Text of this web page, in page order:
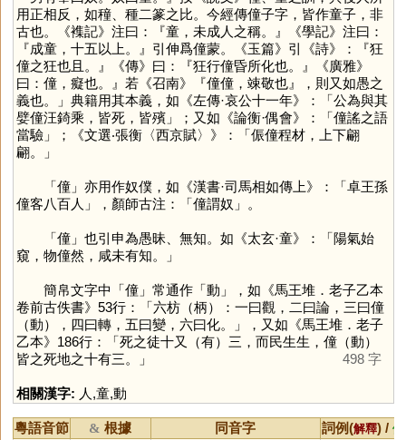
用正相反，如穜、種二篆之比。今經傳僮子字，皆作童子，非
古也。《襍記》注曰：『童，未成人之稱。』《學記》注曰：
『成童，十五以上。』引伸爲僮蒙。《玉篇》引《詩》：『狂
僮之狂也且。』《傳》曰：『狂行僮昏所化也。』《廣雅》
曰：僮，癡也。』若《召南》『僮僮，竦敬也』，則又如愚之
義也。」典籍用其本義，如《左傳·哀公十一年》：「公為與其
嬖僮汪錡乘，皆死，皆殯」；又如《論衡·偶會》：「僮謠之語
當驗」；《文選‧張衡〈西京賦〉》：「侲僮程材，上下翩
翩。」
「僮」亦用作奴僕，如《漢書·司馬相如傳上》：「卓王孫
僮客八百人」，顏師古注：「僮謂奴」。
「僮」也引申為愚昧、無知。如《太玄·童》：「陽氣始
窺，物僮然，咸未有知。」
簡帛文字中「僮」常通作「動 」，如《馬王堆．老子乙本
卷前古佚書》53行：「六枋（柄）：一曰觀，二曰論，三曰僮
（動），四曰轉，五曰變，六曰化。」，又如《馬王堆．老子
乙本》186行：「死之徒十又（有）三，而民生生，僮（動）
皆之死地之十有三。」
498 字
相關漢字: 人,童,動
粵語音節 & 根據 同音字 詞例(解釋) /